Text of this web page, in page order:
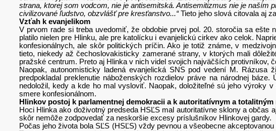
strana, ktorej som vodcom, nie je antisemitská. Antisemitizmus nie je
civilizované ľudstvo, obzvlášť pre kresťanstvo...“Tieto jeho slová citovala aj
Vzťah k evanjelikom
V prvom rade si treba uvedomiť, že obdobie prvej pol. 20. storočia sa ešte
platilo nielen pre Hlinku, ale pre katolícku i evanjelickú cirkev ako celok.
konfesionálnych, ale skôr politických príčin. Ako je totiž známe, v
tieto, niekedy až čechoslovakisticky zamerané strany, v ktorých mali
pražské centrum. Preto aj Hlinka v nich videl svojich najväčších protivníkov,
Naopak, autonomisticky ladená evanjelická SNS pod vedení M.
predpokladal preklenutie náboženských rozdielov práve na národnej
nedoložil, kedy a kde ho mal vysloviť. Naopak, doložiteľné sú jeho výroky
smere konfesionálnom.
Hlinkov postoj k parlamentnej demokracii a k autoritatívnym a totalitným
Hoci Hlinka ako doživotný predseda HSĽS mal autoritatívne sklony a
skôr nemôže zodpovedať za neskoršie excesy príslušníkov Hlinkovej gardy.
Počas jeho života bola SĽS (HSĽS) vždy pevnou a všeobecne